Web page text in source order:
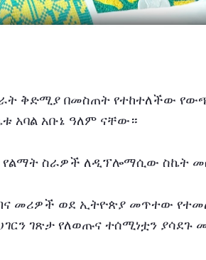
ቅድሚያ በመስጠት የተከተለችው
አባል አቡኔ ዓለም ናቸው።
የልማት ስራዎች ለዲፕሎማሲው ስኬት
መሪዎች ወደ ኢትዮጵያ መጥተው
ገጽታ የለወጡና ተሰሚነቷን ያሳደጉ